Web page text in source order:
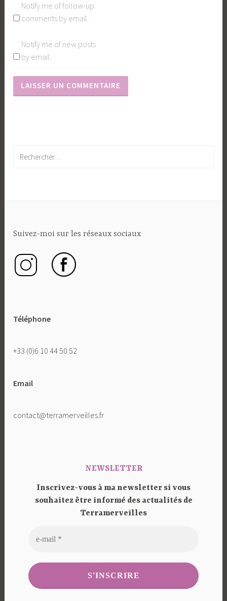
Notify me of follow-up
comments by email.
Notify me of new posts
by email.
Suivez-moi sur les réseaux sociaux
Téléphone
+33 (0)6 10 44 50 52
Email
contact@terramerveilles.fr
NEWSLETTER
Inscrivez-vous à ma newsletter si vous
souhaitez être informé des actualités de
Terramerveilles